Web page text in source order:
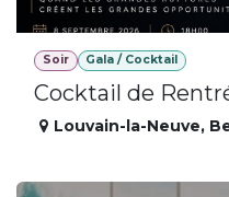
Soir Gala / Cocktail
Cocktail de
Louvain-la-Neuve,